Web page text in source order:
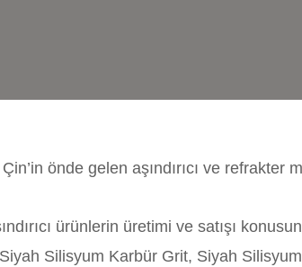
önde gelen aşındırıcı ve refrakter
ürünlerin üretimi ve satışı
Silisyum Karbür Grit, Siyah